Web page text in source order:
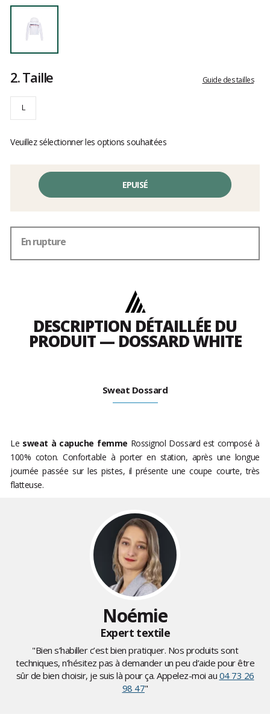
2.Taille Guide des tailles
L
Veuillez sélectionner les options souhaitées
EPUISÉ
En rupture
DESCRIPTION DÉTAILLÉE DU
PRODUIT — DOSSARD WHITE
Sweat Dossard
Le sweat à capuche femme Rossignol Dossard est composé à
100% coton. Confortable à porter en station, après une longue
journée passée sur les pistes, il présente une coupe courte, très
flatteuse.
Noémie
Expert textile
"Bien s’habiller c’est bien pratiquer. Nos produits sont
techniques, n’hésitez pas à demander un peu d’aide pour être
sûr de bien choisir, je suis là pour ça. Appelez-moi au 04 73 26
98 47"